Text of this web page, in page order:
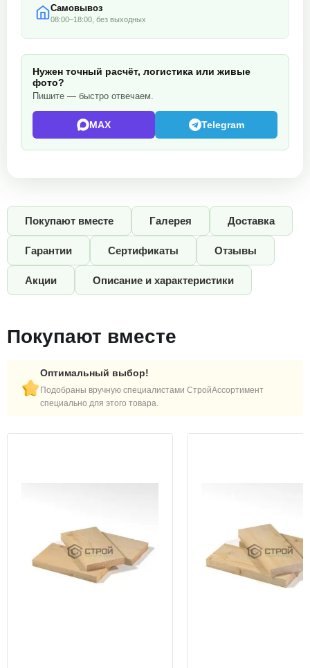
Самовывоз
08:00–18:00, без выходных
Нужен точный расчёт, логистика или живые
фото?
Пишите — быстро отвечаем.
MAX Telegram
Покупают вместе Галерея Доставка
Гарантии Сертификаты Отзывы
Акции Описание и характеристики
Покупают вместе
Оптимальный выбор!
Подобраны вручную специалистами СтройАссортимент
специально для этого товара.